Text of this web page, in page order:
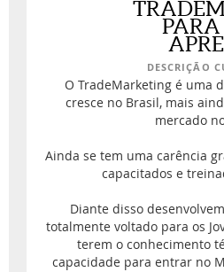
PARA
DESCRIÇÃO
O TradeMarketing é uma
cresce no Brasil, mais
mercado
Ainda se tem uma carência
capacitados e
Diante disso
totalmente voltado para os
terem o conhecimento
capacidade para entrar no